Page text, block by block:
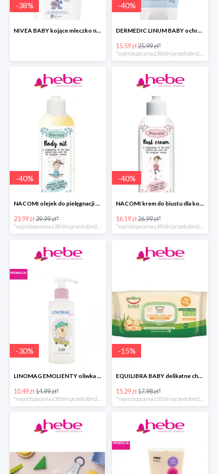
-38%
NIVEA BABY kojące mleczko nawilżające do ciała dla dzieci
-40%
DERMEDIC LINUM BABY ochronny krem specjalny
15.59 zł25.99 zł*
*najniższa cena z 30 dni przed obniżką
-40%
NACOMI olejek do pielęgnacji skóry kobiet w ciąży
23.99 zł39.99 zł*
-40%
NACOMI krem do biustu dla kobiet w ciąży w super cenie
16.19 zł26.99 zł*
-30%
LINOMAG EMOLIENTY oliwka do ciała dla dzieci i niemowląt
10.49 zł14.99 zł*
*najniższa cena z 30 dni przed obniżką
-15%
EQUILIBRA BABY delikatne chusteczki oczyszczające
15.29 zł17.98 zł*
*najniższa cena z 30 dni przed obniżką